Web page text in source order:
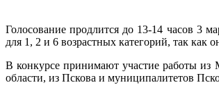
Голосование продлится до 13-14 часов 3
для 1, 2 и 6 возрастных категорий, так как
В конкурсе принимают участие работы из
области, из Пскова и муниципалитетов